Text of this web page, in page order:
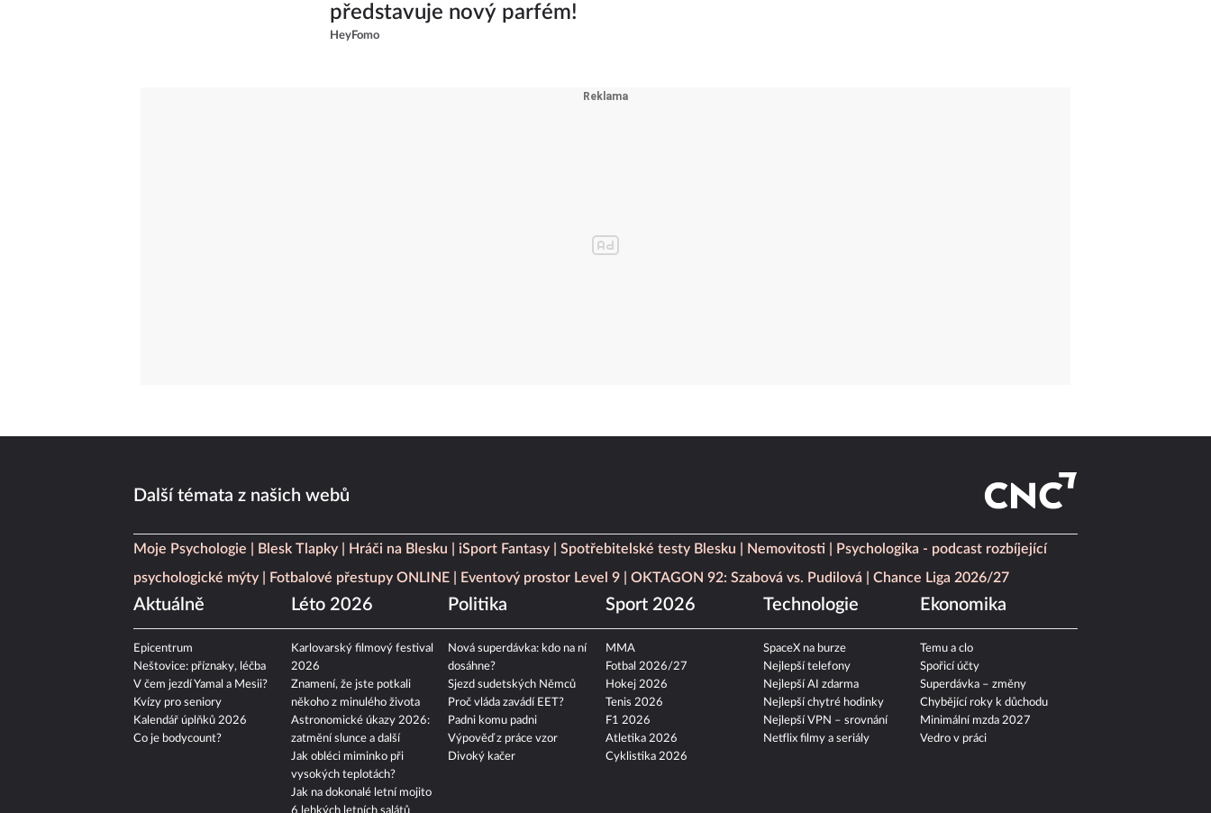
představuje nový parfém!
HeyFomo
Další témata z našich webů
Moje Psychologie Blesk Tlapky Hráči na Blesku iSport Fantasy Spotřebitelské testy Blesku Nemovitosti
Psychologika - podcast rozbíjející
psychologické mýty
Fotbalové přestupy ONLINE Eventový prostor Level 9 OKTAGON 92: Szabová vs. Pudilová Chance Liga 2026/27
Aktuálně
Epicentrum
Neštovice: příznaky, léčba
V čem jezdí Yamal a Mesii?
Kvízy pro seniory
Kalendář úplňků 2026
Co je bodycount?
Léto 2026
Karlovarský filmový festival
2026
Znamení, že jste potkali
někoho z minulého života
Astronomické úkazy 2026:
zatmění slunce a další
Jak obléci miminko při
vysokých teplotách?
Jak na dokonalé letní mojito
Politika
Nová superdávka: kdo na ní
dosáhne?
Sjezd sudetských Němců
Proč vláda zavádí EET?
Padni komu padni
Výpověď z práce vzor
Divoký kačer
Sport 2026
MMA
Fotbal 2026/27
Hokej 2026
Tenis 2026
F1 2026
Atletika 2026
Cyklistika 2026
Technologie
SpaceX na burze
Nejlepší telefony
Nejlepší AI zdarma
Nejlepší chytré hodinky
Nejlepší VPN – srovnání
Netflix filmy a seriály
Ekonomika
Temu a clo
Spořicí účty
Superdávka – změny
Chybějící roky k důchodu
Minimální mzda 2027
Vedro v práci